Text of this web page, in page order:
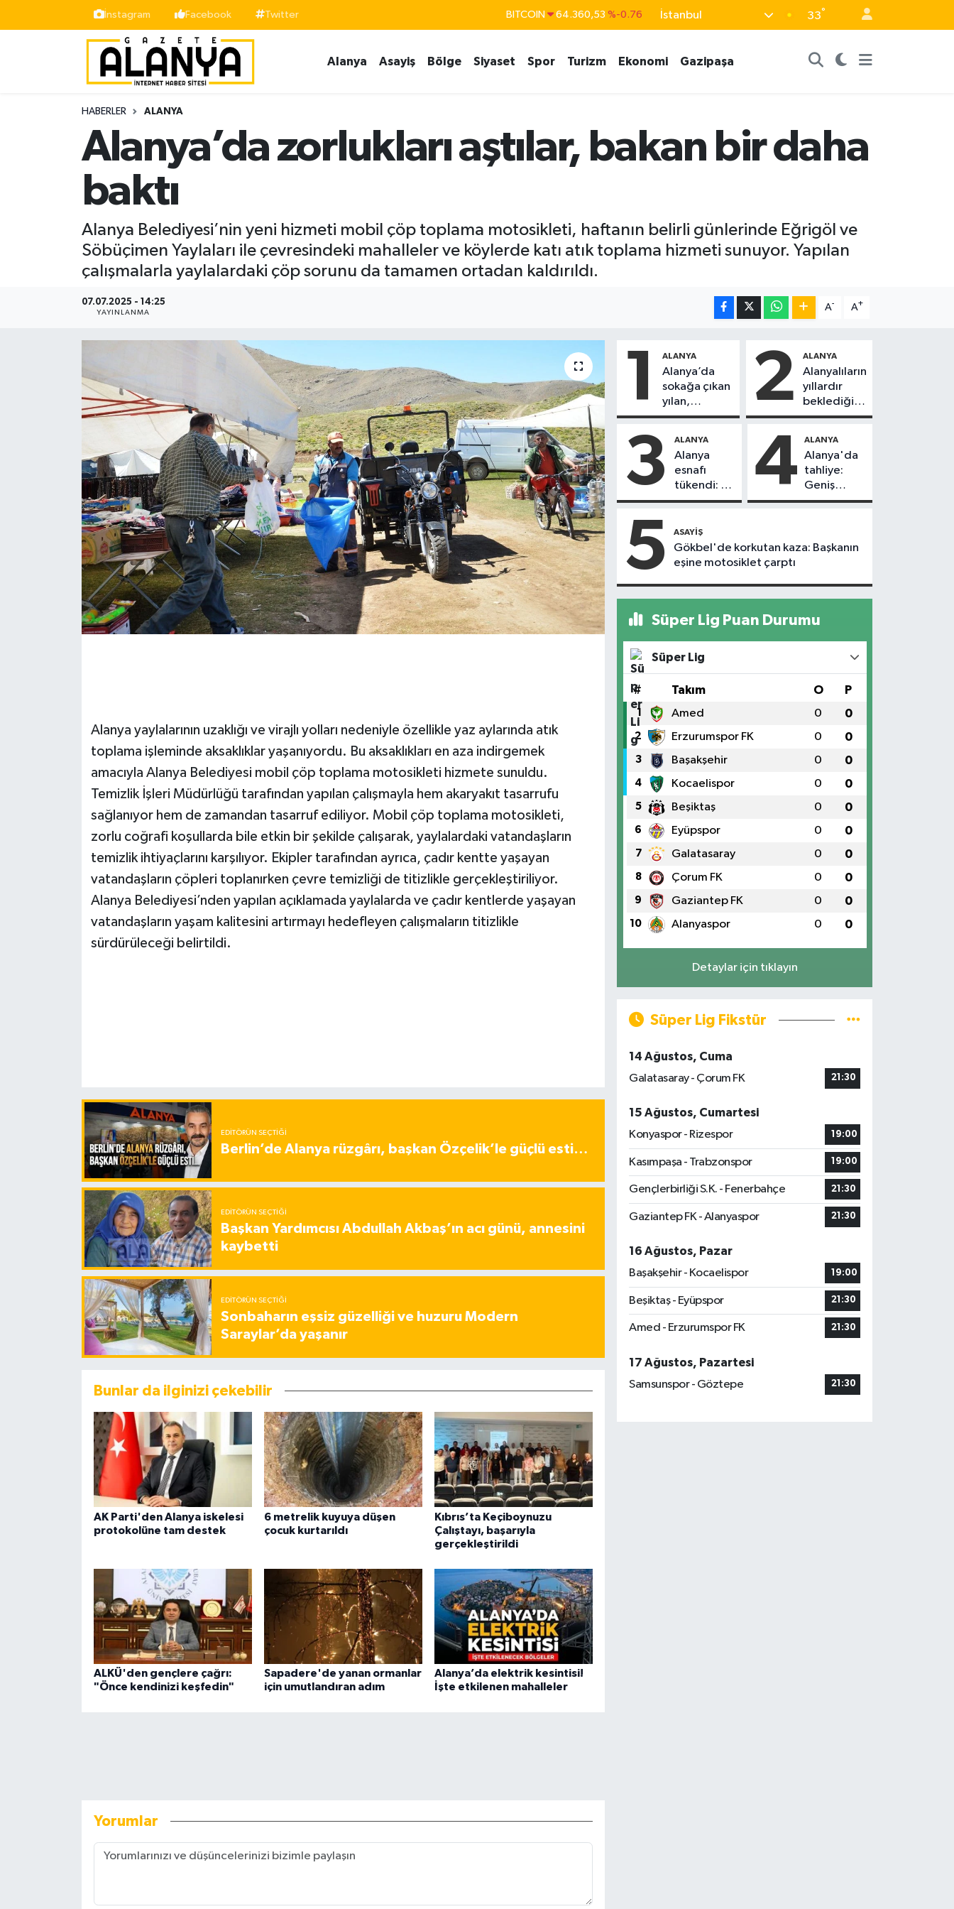
İnstagram Facebook Twitter
DOLAR 47,7069 %0.17
13.887 %64
İstanbul 33°
Alanya Asayiş Bölge Siyaset Spor Turizm Ekonomi Gazipaşa
HABERLER ALANYA
Alanya’da zorlukları aştılar, bakan bir daha
baktı
Alanya Belediyesi’nin yeni hizmeti mobil çöp toplama motosikleti, haftanın belirli günlerinde Eğrigöl ve
Söbüçimen Yaylaları ile çevresindeki mahalleler ve köylerde katı atık toplama hizmeti sunuyor. Yapılan
çalışmalarla yaylalardaki çöp sorunu da tamamen ortadan kaldırıldı.
07.07.2025 - 14:25
YAYINLANMA
A- A+
Alanya yaylalarının uzaklığı ve virajlı yolları nedeniyle özellikle yaz aylarında atık
toplama işleminde aksaklıklar yaşanıyordu. Bu aksaklıkları en aza indirgemek
amacıyla Alanya Belediyesi mobil çöp toplama motosikleti hizmete sunuldu.
Temizlik İşleri Müdürlüğü tarafından yapılan çalışmayla hem akaryakıt tasarrufu
sağlanıyor hem de zamandan tasarruf ediliyor. Mobil çöp toplama motosikleti,
zorlu coğrafi koşullarda bile etkin bir şekilde çalışarak, yaylalardaki vatandaşların
temizlik ihtiyaçlarını karşılıyor. Ekipler tarafından ayrıca, çadır kentte yaşayan
vatandaşların çöpleri toplanırken çevre temizliği de titizlikle gerçekleştiriliyor.
Alanya Belediyesi’nden yapılan açıklamada yaylalarda ve çadır kentlerde yaşayan
vatandaşların yaşam kalitesini artırmayı hedefleyen çalışmaların titizlikle
sürdürüleceği belirtildi.
EDITÖRÜN SEÇTIĞI
Berlin’de Alanya rüzgârı, başkan Özçelik’le güçlü esti…
EDITÖRÜN SEÇTIĞI
Başkan Yardımcısı Abdullah Akbaş’ın acı günü, annesini
kaybetti
EDITÖRÜN SEÇTIĞI
Sonbaharın eşsiz güzelliği ve huzuru Modern
Saraylar’da yaşanır
Bunlar da ilginizi çekebilir
AK Parti'den Alanya iskelesi
protokolüne tam destek
6 metrelik kuyuya düşen
çocuk kurtarıldı
Kıbrıs’ta Keçiboynuzu
Çalıştayı, başarıyla
gerçekleştirildi
ALKÜ'den gençlere çağrı:
"Önce kendinizi keşfedin"
Sapadere'de yanan ormanlar
için umutlandıran adım
Alanya’da elektrik kesintisi!
İşte etkilenen mahalleler
Yorumlar
1 ALANYA
Alanya’da
sokağa çıkan
yılan,
vatandaşı
2 ALANYA
Alanyalıların
yıllardır
beklediği
yol askıdan
3 ALANYA
Alanya
esnafı
tükendi: 1
ayda 150
kapandı
4 ALANYA
Alanya'da
tahliye:
Geniş
güvenlik
5 ASAYIŞ
Gökbel'de korkutan kaza: Başkanın
eşine motosiklet çarptı
Süper Lig Puan Durumu
Süper Lig
# Takım O P
1 Amed 0 0
2 Erzurumspor FK 0 0
3 Başakşehir 0 0
4 Kocaelispor 0 0
5 Beşiktaş 0 0
6 Eyüpspor 0 0
7 Galatasaray 0 0
8 Çorum FK 0 0
9 Gaziantep FK 0 0
10 Alanyaspor 0 0
Detaylar için tıklayın
Süper Lig Fikstür
14 Ağustos, Cuma
Galatasaray - Çorum FK
21:30
15 Ağustos, Cumartesi
Konyaspor - Rizespor
19:00
Kasımpaşa - Trabzonspor 19:00
Gençlerbirliği S.K. - Fenerbahçe 21:30
Gaziantep FK - Alanyaspor 21:30
16 Ağustos, Pazar
Başakşehir - Kocaelispor
19:00
Beşiktaş - Eyüpspor 21:30
Amed - Erzurumspor FK 21:30
17 Ağustos, Pazartesi
Samsunspor - Göztepe
21:30
Siyaset
Ekonomi
Gazipaşa
İstanbul Nöbetçi Eczaneler
İstanbul Hava Durumu
Süper Lig Puan Durumu ve Fikstür
Tüm Manşetler
Son Dakika Haberleri
Haber Arşivi